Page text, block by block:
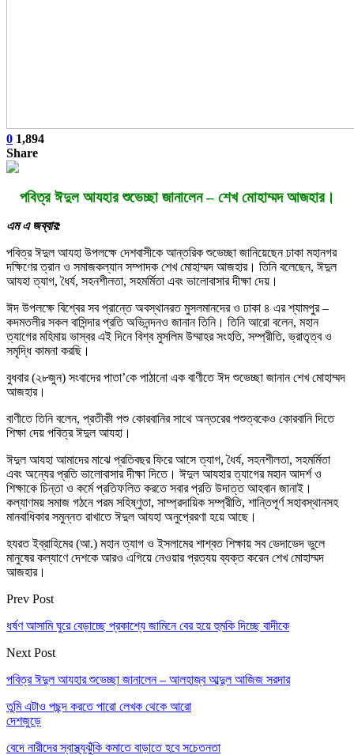
0 1,894
Share
পবিত্র ঈদুল আযহার শুভেচ্ছা জানালেন – শেখ মোহাম্মদ আজহার।
এম এ জব্বার:
পবিত্র ঈদুল আযহা উপলক্ষে দেশবাসীকে আন্তরিক শুভেচ্ছা জানিয়েছেন ঢাকা মহানগর
দক্ষিণের ত্রান ও সমাজকল্যান সম্পাদক শেখ মোহাম্মদ আজহার। তিনি বলেছেন, ঈদুল
আযহা ত্যাগ, ধৈর্য, সহনশীলতা, সহমর্মিতা এবং ভালোবাসার দীক্ষা দেয়।
ঈদ উপলক্ষে বিশ্বের সব প্রান্তে অবস্থানরত মুসলমানদের ও ঢাকা ৪ এর শ্যামপুর –
কদমতলীর সকল বাসিন্দার প্রতি অভিনন্দনও জানান তিনি। তিনি আরো বলেন, মহান
ত্যাগের মহিমায় ভাস্বর এই দিনে বিশ্ব মুসলিম উম্মাহর সংহতি, সম্প্রীতি, ভ্রাতৃত্ব ও
সমৃদ্ধি কামনা করছি।
বুধবার (২৮জুন) সংবাদের পাতা’কে পাঠানো এক বাণীতে ঈদ শুভেচ্ছা জানান শেখ মোহাম্মদ
আজহার।
বাণীতে তিনি বলেন, প্রতীকী পশু কোরবানির সাথে অন্তরের পশুত্বকেও কোরবানি দিতে
শিক্ষা দেয় পবিত্র ঈদুল আযহা।
ঈদুল আযহা আমাদের মাঝে প্রতিবছর ফিরে আসে ত্যাগ, ধৈর্য, সহনশীলতা, সহমর্মিতা
এবং অন্যের প্রতি ভালোবাসার দীক্ষা দিতে। ঈদুল আযহার ত্যাগের মহান আদর্শ ও
শিক্ষাকে চিন্তা ও কর্মে প্রতিফলিত করতে সবার প্রতি উদাত্ত আহবান জানাই।
কল্যাণময় সমাজ গঠনে পরম সহিষ্ণুতা, সাম্প্রদায়িক সম্প্রীতি, শান্তিপূর্ণ সহাবস্থানসহ
মানবাধিকার সমুন্নত রাখাতে ঈদুল আযহা অনুপ্রেরণা হয়ে আছে।
হযরত ইব্রাহিমের (আ.) মহান ত্যাগ ও ইসলামের শাশ্বত শিক্ষায় সব ভেদাভেদ ভুলে
মানুষের কল্যাণে দেশকে আরও এগিয়ে নেওয়ার প্রত্যয় ব্যক্ত করেন শেখ মোহাম্মদ
আজহার।
Prev Post
ধর্ষণ আসামি ঘুরে বেড়াচ্ছে প্রকাশ্যে জামিনে বের হয়ে হুমকি দিচ্ছে বাদীকে
Next Post
পবিত্র ঈদুল আযহার শুভেচ্ছা জানালেন – আলহাজ্ব আব্দুল আজিজ সরদার
তুমি এটাও পছন্দ করতে পারো লেখক থেকে আরো
দেশজুড়ে
বেদে নারীদের স্বাস্থ্যঝুঁকি কমাতে বাড়াতে হবে সচেতনতা